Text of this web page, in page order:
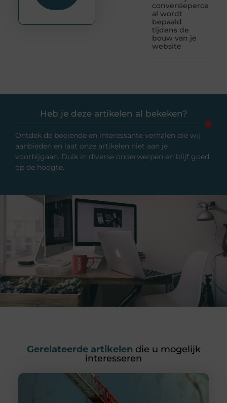
al wordt
bepaald
tijdens de
bouw van je
website
Heb je deze artikelen al bekeken?
Ontdek de boeiende en interessante verhalen die wij
aanbieden en laat onze artikelen niet aan je
voorbijgaan. Duik in diverse onderwerpen en blijf goed
op de hoogte.
Gerelateerde artikelen die u mogelijk
interesseren